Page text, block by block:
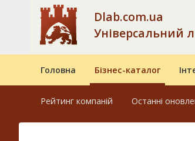
Dlab.com.ua
Універсальний
Головна Бізнес-каталог
Рейтинг компаній Останні